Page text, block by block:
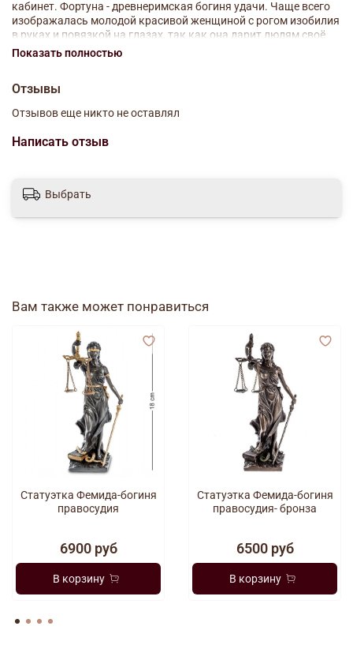
кабинет. Фортуна - древнеримская богиня удачи. Чаще всего
изображалась молодой красивой женщиной с рогом изобилия
в руках и повязкой на глазах, так как она дарит людям своё
благоволение случайным образом.
Материалы:
Показать полностью
Отзывы
Отзывов еще никто не оставлял
Написать отзыв
Выбрать
Вам также может понравиться
Статуэтка Фемида-богиня
правосудия
6900 руб
В корзину
Статуэтка Фемида-богиня
правосудия- бронза
6500 руб
В корзину